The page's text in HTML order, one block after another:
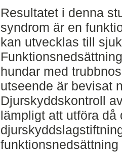
Resultatet i denna
syndrom är en
kan utvecklas till
hundar med
utseende är bevisat
Djurskyddskontroll
lämpligt att utföra då